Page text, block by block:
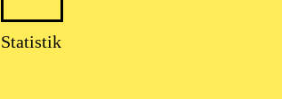
Statistik